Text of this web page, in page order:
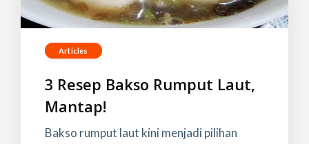
Articles
3 Resep Bakso Rumput Laut,
Mantap!
Bakso rumput laut kini menjadi pilihan